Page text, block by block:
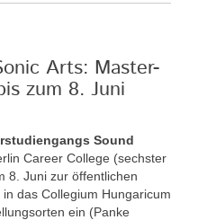
Arts: Master-
zum 8. Juni
Sound
Career College (sechster
8. Juni zur öffentlichen
das Collegium Hungaricum
ein (Panke